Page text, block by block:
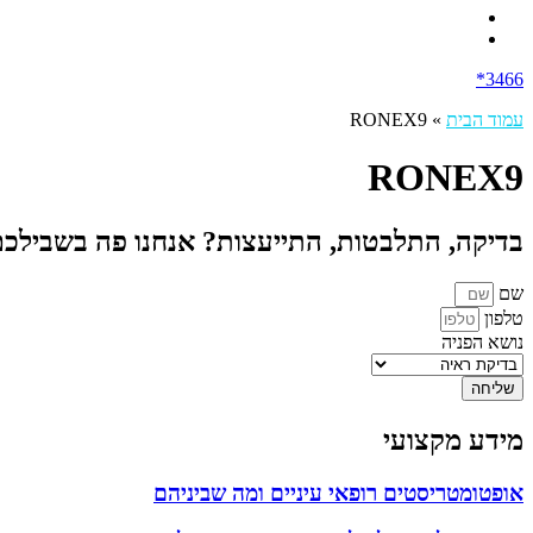
3466*
עמוד הבית »
RONEX9
RONEX9
בדיקה, התלבטות, התייעצות? אנחנו פה
שם
טלפון
נושא הפניה
שליחה
מידע מקצועי
אופטומטריסטים רופאי עיניים ומה שביניהם